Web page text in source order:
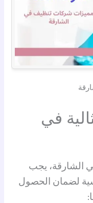
في
الشارقة، يجب
لضمان الحصول